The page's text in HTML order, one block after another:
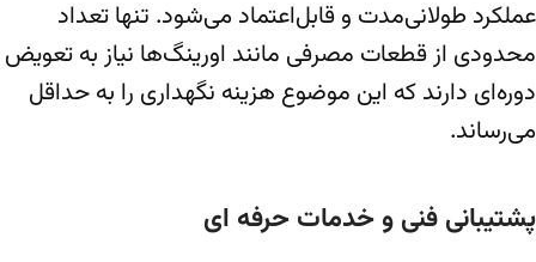
عملکرد طولانی‌مدت و قابل‌اعتماد می‌شود. تنها تعداد
محدودی از قطعات مصرفی مانند اورینگ‌ها نیاز به تعویض
دوره‌ای دارند که این موضوع هزینه نگهداری را به حداقل
می‌رساند.
پشتیبانی فنی و خدمات حرفه ای